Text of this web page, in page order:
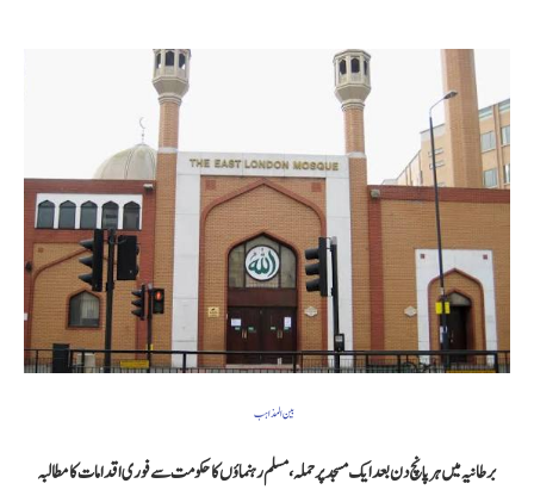
بین المذاہب
برطانیہ میں ہر پانچ دن بعد ایک مسجد پر حملہ، مسلم رہنماؤں کا حکومت سے فوری اقدامات کا مطالبہ